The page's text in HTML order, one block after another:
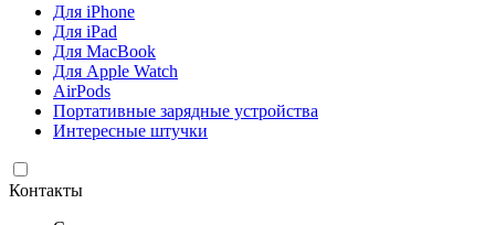
Для iPhone
Для iPad
Для MacBook
Для Apple Watch
AirPods
Портативные зарядные устройства
Интересные штучки
Контакты